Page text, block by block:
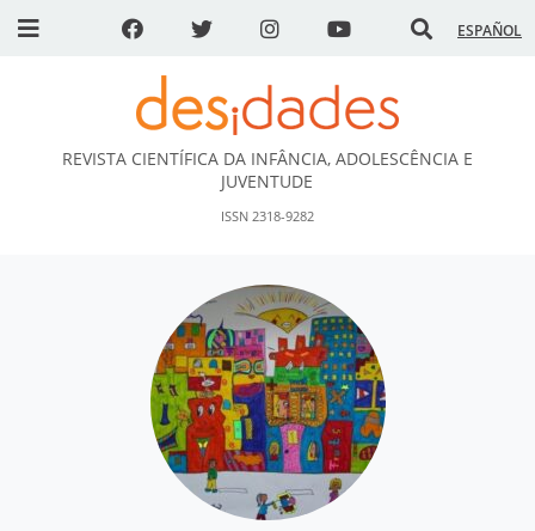
ESPAÑOL
DESidades
REVISTA CIENTÍFICA DA INFÂNCIA, ADOLESCÊNCIA E
JUVENTUDE
ISSN 2318-9282